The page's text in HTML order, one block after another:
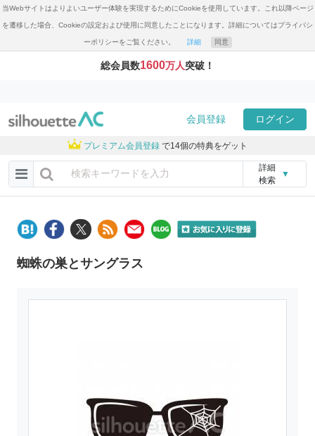
当Webサイトはよりよいユーザー体験を実現するためにCookieを使用しています。これ以降ページ
を遷移した場合、Cookieの設定および使用に同意したことになります。詳細についてはプライバシ
ーポリシーをご覧ください。 詳細 同意
総会員数1600万人突破！
会員登録 ログイン
プレミアム会員登録 で14個の特典をゲット
詳細
検索
▼
蜘蛛の巣とサングラス